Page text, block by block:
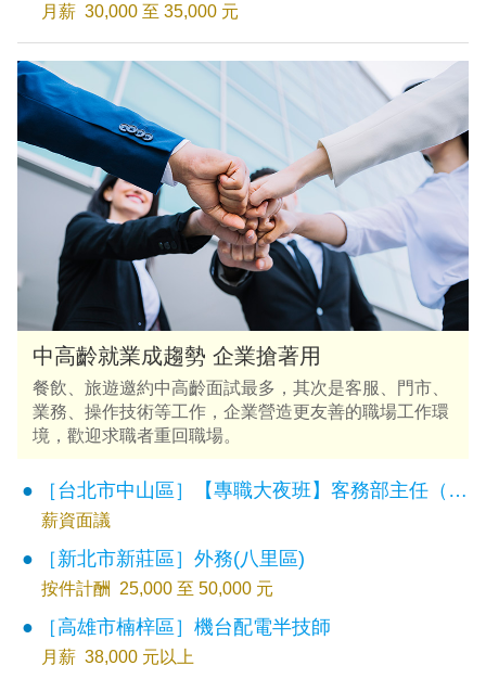
月薪 30,000 至 35,000 元
中高齡就業成趨勢 企業搶著用
餐飲、旅遊邀約中高齡面試最多，其次是客服、門市、
業務、操作技術等工作，企業營造更友善的職場工作環
境，歡迎求職者重回職場。
［台北市中山區］【專職大夜班】客務部主任（寒居酒店）
薪資面議
［新北市新莊區］外務(八里區)
按件計酬 25,000 至 50,000 元
［高雄市楠梓區］機台配電半技師
月薪 38,000 元以上